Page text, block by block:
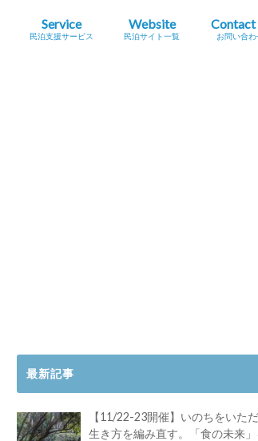
Service
民泊支援サービス
Website
民泊サイト一覧
Contact
お問い合わ
最新記事
【11/22-23開催】いのちをいただ
生き方を編み直す。「食の未来」